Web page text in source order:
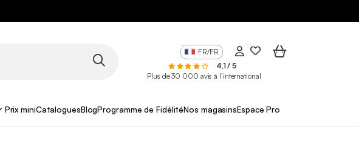
FR/FR
4,1 / 5
Plus de 30 000 avis à l’international
Prix miniCataloguesBlogProgramme de FidélitéNos magasinsEspace Pro